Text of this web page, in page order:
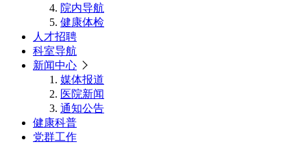
院内导航
健康体检
人才招聘
科室导航
新闻中心
媒体报道
医院新闻
通知公告
健康科普
党群工作